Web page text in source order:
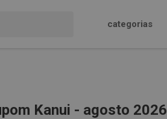
categorias
Kanui - agosto 2026